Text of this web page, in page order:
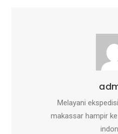
Melayani
makassar hampir